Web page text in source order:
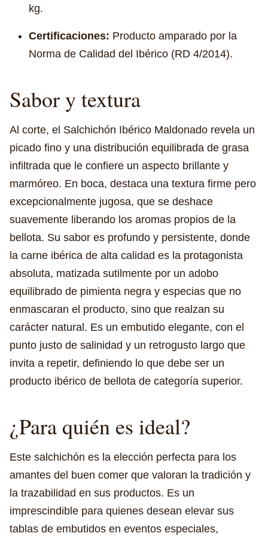
kg.
Certificaciones: Producto amparado por la
Norma de Calidad del Ibérico (RD 4/2014).
Sabor y textura
Al corte, el Salchichón Ibérico Maldonado revela un
picado fino y una distribución equilibrada de grasa
infiltrada que le confiere un aspecto brillante y
marmóreo. En boca, destaca una textura firme pero
excepcionalmente jugosa, que se deshace
suavemente liberando los aromas propios de la
bellota. Su sabor es profundo y persistente, donde
la carne ibérica de alta calidad es la protagonista
absoluta, matizada sutilmente por un adobo
equilibrado de pimienta negra y especias que no
enmascaran el producto, sino que realzan su
carácter natural. Es un embutido elegante, con el
punto justo de salinidad y un retrogusto largo que
invita a repetir, definiendo lo que debe ser un
producto ibérico de bellota de categoría superior.
¿Para quién es ideal?
Este salchichón es la elección perfecta para los
amantes del buen comer que valoran la tradición y
la trazabilidad en sus productos. Es un
imprescindible para quienes desean elevar sus
tablas de embutidos en eventos especiales,